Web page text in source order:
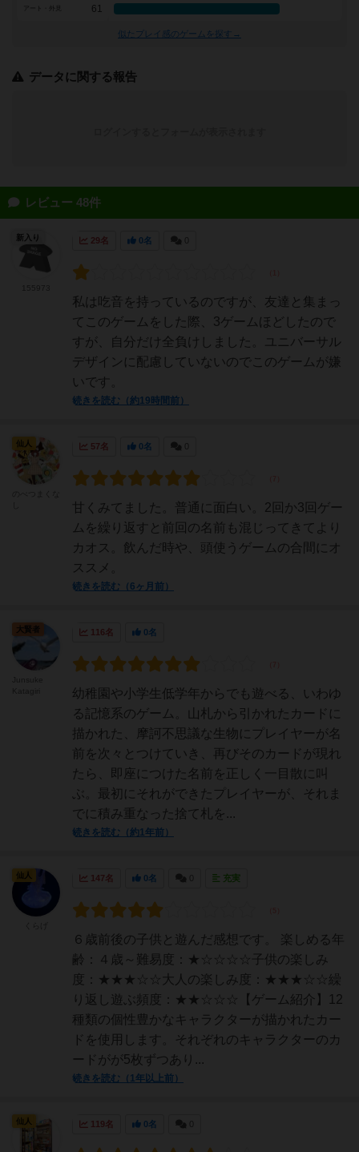
アート・外見 61
似たプレイ感のゲームを探す→
データに関する報告
レビュー 48件
29名 0名
私は吃音を持っているのですが、友達と集まっ
てこのゲームをした際、3ゲームほどしたので
すが、自分だけ全負けしました。ユニバーサル
デザインに配慮していないのでこのゲームが嫌
いです。
続きを読む（約19時間前）
新入り
57名 0名
甘くみてました。普通に面白い。2回か3回ゲー
ムを繰り返すと前回の名前も混じってきてより
カオス。飲んだ時や、頭使うゲームの合間にオ
ススメ。
続きを読む（6ヶ月前）
仙人
116名 0名
幼稚園や小学生低学年からでも遊べる、いわゆ
る記憶系のゲーム。山札から引かれたカードに
描かれた、摩訶不思議な生物にプレイヤーが名
前を次々とつけていき、再びそのカードが現れ
たら、即座につけた名前を正しく一目散に叫
ぶ。最初にそれができたプレイヤーが、それま
でに積み重なった捨て札を...
続きを読む（約1年前）
大賢者
147名 0名 充実
６歳前後の子供と遊んだ感想です。 楽しめる年
齢：４歳～難易度：★☆☆☆☆子供の楽しみ
度：★★★☆☆大人の楽しみ度：★★★☆☆繰
り返し遊ぶ頻度：★★☆☆☆【ゲーム紹介】12
種類の個性豊かなキャラクターが描かれたカー
ドを使用します。それぞれのキャラクターのカ
ードがが5枚ずつあり...
続きを読む（1年以上前）
仙人
119名 0名
仙人